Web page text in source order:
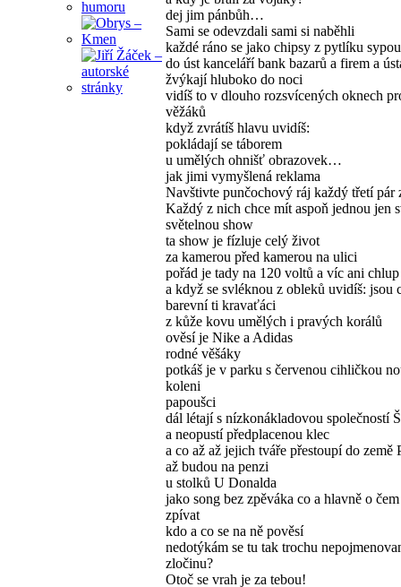
dej jim pánbůh…
Sami se odevzdali sami si naběhli
každé ráno se jako chipsy z pytlíku sypou
do úst kanceláří bank bazarů a firem a
žvýkají hluboko do noci
vidíš to v dlouho rozsvícených oknech
věžáků
když zvrátíš hlavu uvidíš:
pokládají se táborem
u umělých ohnišť obrazovek…
jak jimi vymyšlená reklama
Navštivte punčochový ráj každý třetí pár
Každý z nich chce mít aspoň jednou jen
světelnou show
ta show je fízluje celý život
za kamerou před kamerou na ulici
pořád je tady na 120 voltů a víc ani chlup
a když se svléknou z obleků uvidíš: jsou
barevní ti kravaťáci
z kůže kovu umělých i pravých korálů
ověsí je Nike a Adidas
rodné věšáky
potkáš je v parku s červenou cihličkou
koleni
papoušci
dál létají s nízkonákladovou společností
a neopustí předplacenou klec
a co až až jejich tváře přestoupí do země
až budou na penzi
u stolků U Donalda
jako song bez zpěváka co a hlavně o
zpívat
kdo a co se na ně pověsí
nedotýkám se tu tak trochu
zločinu?
Otoč se vrah je za tebou!